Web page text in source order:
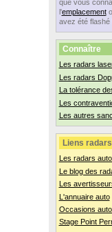
que vous
l'emplacement
avez été flashé
Connaître
Les radars
Les radars
La tolérance
Les
Les autres
Liens
Les radars
Le blog des
Les
L'annuaire auto
Occasions
Stage Point